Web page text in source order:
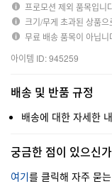
프로모션 제외 품목입니
크기/무게 초과된 상품
무료 배송 품목이 아닙니
아이템 ID: 945259
배송 및 반품 규정
배송에 대한 자세한
궁금한 점이 있으신
여기를 클릭해 자주 묻